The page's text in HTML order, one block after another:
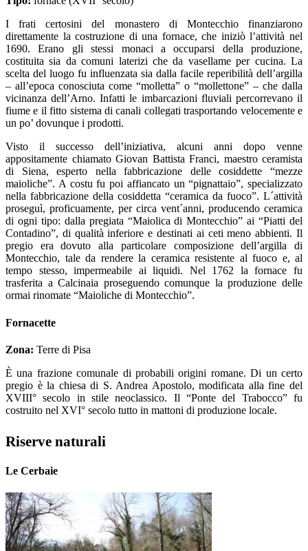
I frati certosini del monastero di Montecchio finanziarono
direttamente la costruzione di una fornace, che iniziò l’attività nel
1690. Erano gli stessi monaci a occuparsi della produzione,
costituita sia da comuni laterizi che da vasellame per cucina. La
scelta del luogo fu influenzata sia dalla facile reperibilità dell’argilla
– all’epoca conosciuta come “molletta” o “mollettone” – che dalla
vicinanza dell’Arno. Infatti le imbarcazioni fluviali percorrevano il
fiume e il fitto sistema di canali collegati trasportando velocemente e
un po’ dovunque i prodotti.
Visto il successo dell’iniziativa, alcuni anni dopo venne
appositamente chiamato Giovan Battista Franci, maestro ceramista
di Siena, esperto nella fabbricazione delle cosiddette “mezze
maioliche”. A costu fu poi affiancato un “pignattaio”, specializzato
nella fabbricazione della cosiddetta “ceramica da fuoco”. L´attività
proseguì, proficuamente, per circa vent´anni, producendo ceramica
di ogni tipo: dalla pregiata “Maiolica di Montecchio” ai “Piatti del
Contadino”, di qualità inferiore e destinati ai ceti meno abbienti. Il
pregio era dovuto alla particolare composizione dell’argilla di
Montecchio, tale da rendere la ceramica resistente al fuoco e, al
tempo stesso, impermeabile ai liquidi. Nel 1762 la fornace fu
trasferita a Calcinaia proseguendo comunque la produzione delle
ormai rinomate “Maioliche di Montecchio”.
Fornacette
Zona: Terre di Pisa
È una frazione comunale di probabili origini romane. Di un certo
pregio è la chiesa di S. Andrea Apostolo, modificata alla fine del
XVIII° secolo in stile neoclassico. Il “Ponte del Trabocco” fu
costruito nel XVI° secolo tutto in mattoni di produzione locale.
Riserve naturali
Le Cerbaie